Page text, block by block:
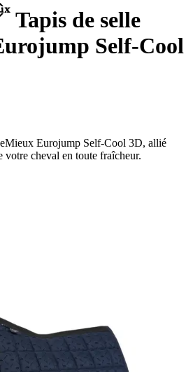
Tapis de selle
Self-Cool
Eurojump Self-Cool 3D, allié
votre cheval en toute fraîcheur.